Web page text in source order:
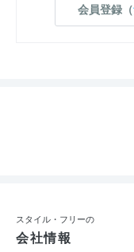
会員登録（
スタイル・フリーの
会社情報